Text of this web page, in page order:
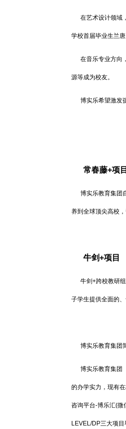
在艺术设计领域，
学校首届毕业生兰
在音乐专业方向
源等成为校友。
博实乐希望激发孩
常春藤+项目
博实乐教育集团自
养到全球顶尖高校
牛剑+项目
牛剑+跨校教研组
子学生提供全面的
博实乐教育集团
博实乐教育集团
的办学实力，现有
咨询平台-博乐汇(
LEVEL/DP三大项